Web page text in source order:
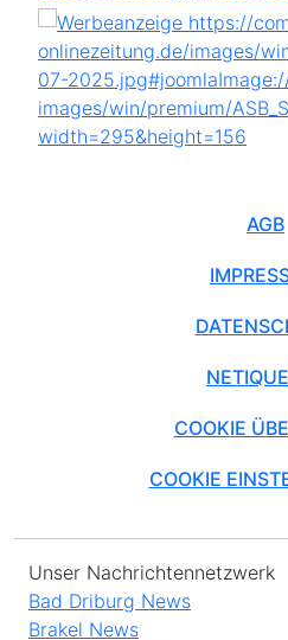
AGB
COOKIE
COOKIE
Unser Nachrichtennetzwerk
Bad Driburg News
Brakel News